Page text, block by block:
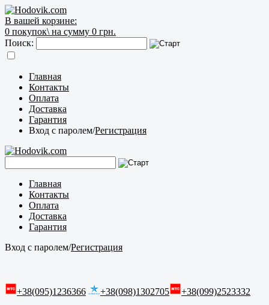
В вашей корзине:
0 покупок\ на сумму 0 грн.
Поиск:
Главная
Контакты
Оплата
Доставка
Гарантия
Вход с паролем/Регистрация
Главная
Контакты
Оплата
Доставка
Гарантия
Вход с паролем/Регистрация
+38(095)1236366 +38(098)1302705 +38(099)2523332